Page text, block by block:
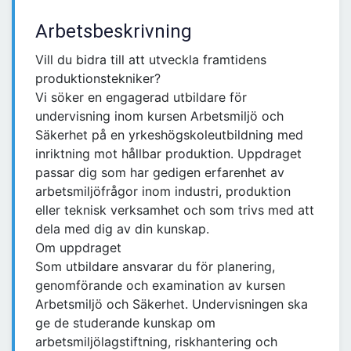
Arbetsbeskrivning
Vill du bidra till att utveckla framtidens
produktionstekniker?
Vi söker en engagerad utbildare för
undervisning inom kursen Arbetsmiljö och
Säkerhet på en yrkeshögskoleutbildning med
inriktning mot hållbar produktion. Uppdraget
passar dig som har gedigen erfarenhet av
arbetsmiljöfrågor inom industri, produktion
eller teknisk verksamhet och som trivs med att
dela med dig av din kunskap.
Om uppdraget
Som utbildare ansvarar du för planering,
genomförande och examination av kursen
Arbetsmiljö och Säkerhet. Undervisningen ska
ge de studerande kunskap om
arbetsmiljölagstiftning, riskhantering och